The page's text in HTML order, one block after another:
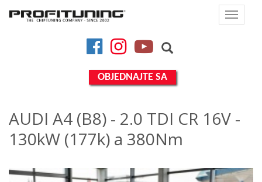
Toggle
FacebookInstagramYouTube
OBJEDNAJTE SA
AUDI A4 (B8) - 2.0 TDI CR 16V -
130kW (177k) a 380Nm